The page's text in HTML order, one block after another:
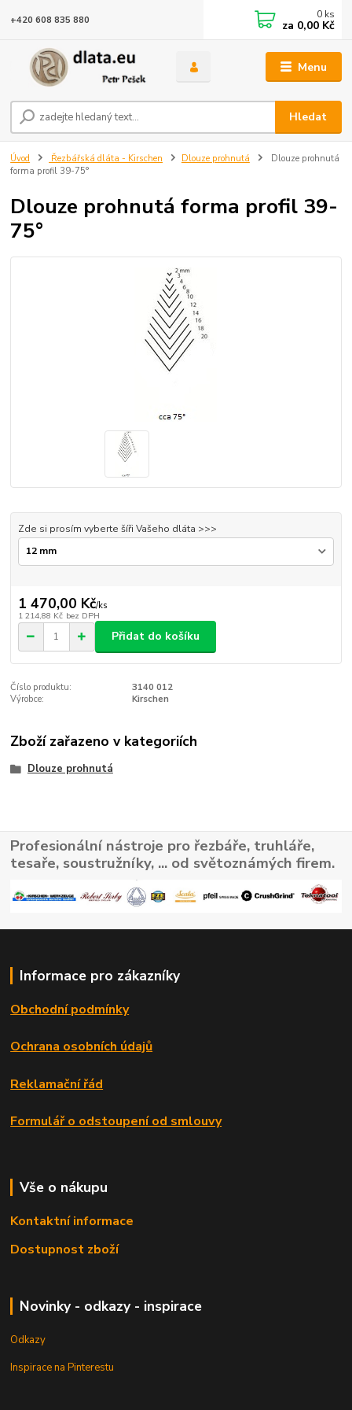
Menu
Hledat
+420 608 835 880 0 ks
za 0,00 Kč
Úvod Řezbářská dláta - Kirschen Dlouze prohnutá
Dlouze prohnutá
forma profil 39-75°
Dlouze prohnutá forma profil 39-
75°
Zde si prosím vyberte šíři Vašeho dláta >>>
1 470,00 Kč/ks
1 214,88 Kč bez DPH
Přidat do košíku
Číslo produktu:
3140 012
Výrobce:
Kirschen
Zboží zařazeno v kategoriích
Dlouze prohnutá
Profesionální nástroje pro řezbáře, truhláře,
tesaře, soustružníky, ... od světoznámých firem.
Informace pro zákazníky
Obchodní podmínky
Ochrana osobních údajů
Reklamační řád
Formulář o odstoupení od smlouvy
Vše o nákupu
Kontaktní informace
Dostupnost zboží
Novinky - odkazy - inspirace
Odkazy
Inspirace na Pinterestu